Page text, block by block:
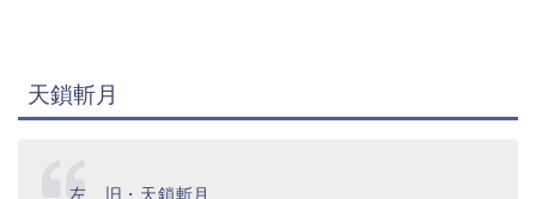
天鎖斬月
左 旧・天鎖斬月